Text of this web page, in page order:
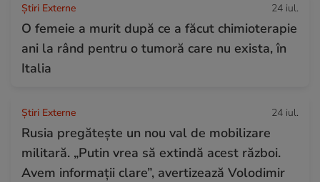
Știri Externe 24 iul.
O femeie a murit după ce a făcut chimioterapie
ani la rând pentru o tumoră care nu exista, în
Italia
Știri Externe 24 iul.
Rusia pregătește un nou val de mobilizare
militară. „Putin vrea să extindă acest război.
Avem informații clare”, avertizează Volodimir